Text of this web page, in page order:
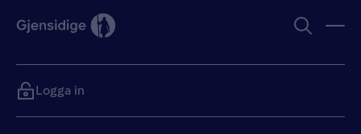
Logga in